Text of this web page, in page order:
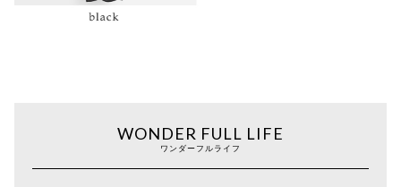
WONDER FULL LIFE
ワンダーフルライフ